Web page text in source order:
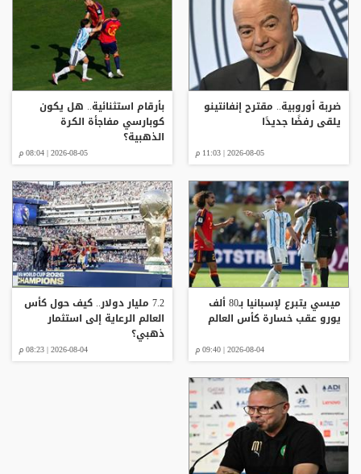
ضربة أوروبية.. مقترح إنفانتينو
يلقى رفضًا جديدًا
2026-08-05 | 11:03 م
بأرقام استثنائية.. هل يكون
كوبارسي مفاجأة الكرة
الذهبية؟
2026-08-05 | 08:04 م
ميسي يتبرع لإسبانيا بـ80 ألف
يورو عقب خسارة كأس العالم
2026-08-04 | 09:40 م
7.2 مليار دولار.. كيف حول كأس
العالم الرعاية إلى استثمار
ذهبي؟
2026-08-04 | 08:23 م